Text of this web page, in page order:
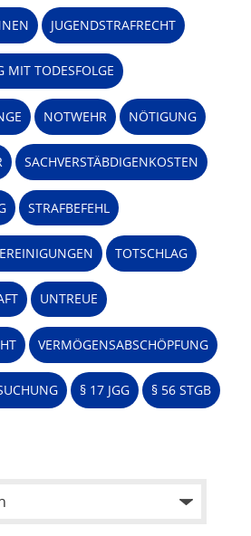
JUGENDSTRAFRECHT
MIT TODESFOLGE
NOTWEHR NÖTIGUNG
SACHVERSTÄBDIGENKOSTEN
STRAFBEFEHL
TOTSCHLAG
UNTREUE
VERMÖGENSABSCHÖPFUNG
§ 17 JGG § 56 STGB